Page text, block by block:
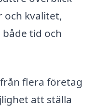
och kvalitet,
tid och
flera företag
att ställa